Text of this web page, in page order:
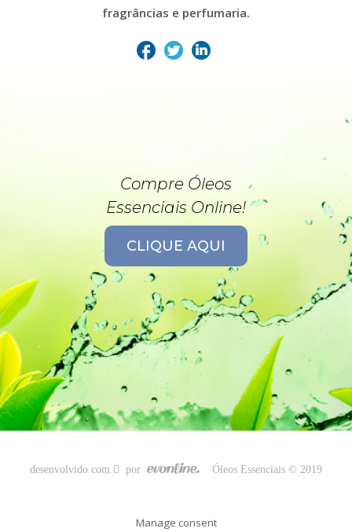
fragrâncias e perfumaria.
Compre Óleos
Essenciais Online!
CLIQUE AQUI
desenvolvido com por Óleos Essenciais © 2019
Manage consent